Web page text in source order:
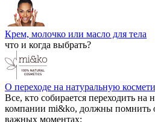
Крем, молочко или масло для тела
что и когда выбрать?
О переходе на натуральную
Все, кто собирается переходить на
компании mi&ko, должны помнить
важных моментах: